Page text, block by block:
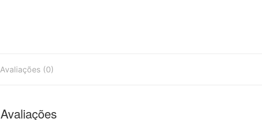
Avaliações (0)
Avaliações